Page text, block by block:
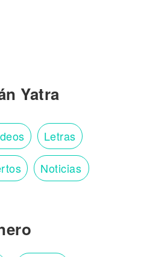
Yatra
Letras
Noticias